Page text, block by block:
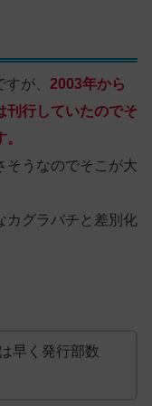
が、 2003年から
刊行していたのでそ
そうなのでそこが大
カグラバチと差別化
早く発行部数